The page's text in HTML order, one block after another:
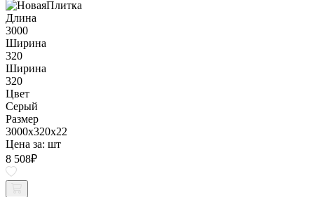
Длина
3000
Ширина
320
Ширина
320
Цвет
Серый
Размер
3000x320x22
Цена за: шт
8 508₽